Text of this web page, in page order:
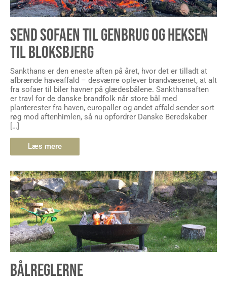
SEND SOFAEN TIL GENBRUG OG HEKSEN
TIL BLOKSBJERG
Sankthans er den eneste aften på året, hvor det er tilladt at
afbrænde haveaffald – desværre oplever brandvæsenet, at alt
fra sofaer til biler havner på glædesbålene. Sankthansaften
er travl for de danske brandfolk når store bål med
planterester fra haven, europaller og andet affald sender sort
røg mod aftenhimlen, så nu opfordrer Danske Beredskaber
[…]
Læs mere
BÅLREGLERNE